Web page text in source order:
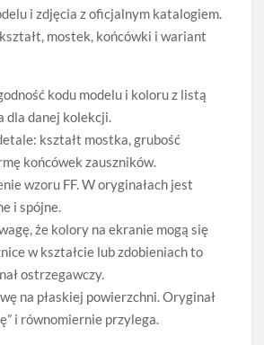
i zdjęcia z oficjalnym katalogiem.
mostek, końcówki i wariant
kodu modelu i koloru z listą
dla danej kolekcji.
kształt mostka, grubość
końcówek zauszników.
wzoru FF. W oryginałach jest
i spójne.
że kolory na ekranie mogą się
w kształcie lub zdobieniach to
ostrzegawczy.
na płaskiej powierzchni. Oryginał
i równomiernie przylega.